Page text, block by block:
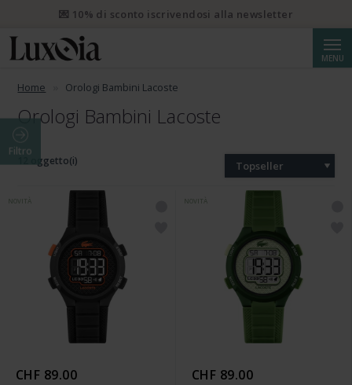
MENU
Home Orologi Bambini Lacoste
Orologi Bambini Lacoste
Filtro
12 oggetto(i) Topseller
NOVITÀ
CHF 89.00
NOVITÀ
CHF 89.00
💌 10% di sconto iscrivendosi alla newsletter